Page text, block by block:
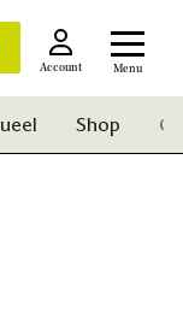
Account Menu
Shop